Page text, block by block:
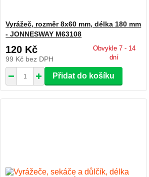
Vyrážeč, rozměr 8x60 mm, délka 180 mm
- JONNESWAY M63108
120 Kč
99 Kč bez DPH
Obvykle 7 - 14
dní
Přidat do košíku